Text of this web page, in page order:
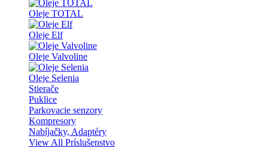
Oleje TOTAL
Oleje Elf
Oleje Valvoline
Oleje Selenia
Stierače
Puklice
Parkovacie senzory
Kompresory
Nabíjačky, Adaptéry
View All Príslušenstvo